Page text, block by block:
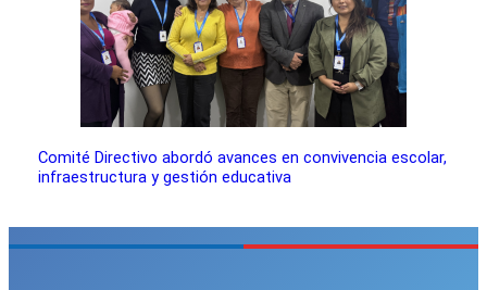
Comité Directivo abordó avances en convivencia escolar,
infraestructura y gestión educativa